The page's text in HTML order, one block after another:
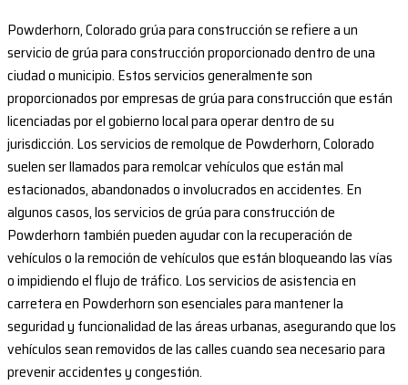
Powderhorn, Colorado grúa para construcción se refiere a un
servicio de grúa para construcción proporcionado dentro de una
ciudad o municipio. Estos servicios generalmente son
proporcionados por empresas de grúa para construcción que están
licenciadas por el gobierno local para operar dentro de su
jurisdicción. Los servicios de remolque de Powderhorn, Colorado
suelen ser llamados para remolcar vehículos que están mal
estacionados, abandonados o involucrados en accidentes. En
algunos casos, los servicios de grúa para construcción de
Powderhorn también pueden ayudar con la recuperación de
vehículos o la remoción de vehículos que están bloqueando las vías
o impidiendo el flujo de tráfico. Los servicios de asistencia en
carretera en Powderhorn son esenciales para mantener la
seguridad y funcionalidad de las áreas urbanas, asegurando que los
vehículos sean removidos de las calles cuando sea necesario para
prevenir accidentes y congestión.